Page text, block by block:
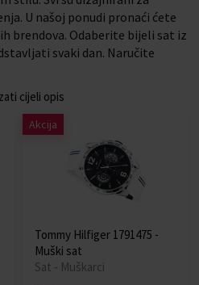
U našoj ponudi pronaći ćete
brendova. Odaberite bijeli sat iz
svaki dan. Naručite
cijeli opis
Akcija
Tommy Hilfiger 1791475 -
Muški sat
Sat - Muškarci